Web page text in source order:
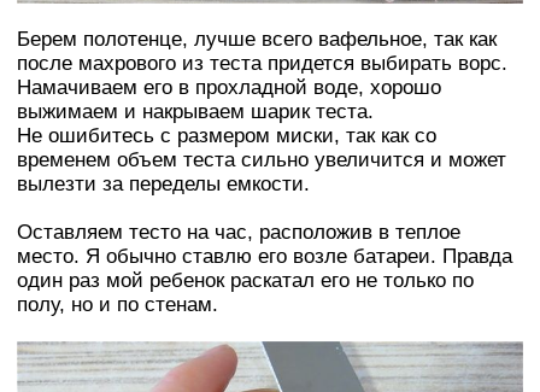
Берем полотенце, лучше всего вафельное, так как
после махрового из теста придется выбирать ворс.
Намачиваем его в прохладной воде, хорошо
выжимаем и накрываем шарик теста.
Не ошибитесь с размером миски, так как со
временем объем теста сильно увеличится и может
вылезти за переделы емкости.
Оставляем тесто на час, расположив в теплое
место. Я обычно ставлю его возле батареи. Правда
один раз мой ребенок раскатал его не только по
полу, но и по стенам.